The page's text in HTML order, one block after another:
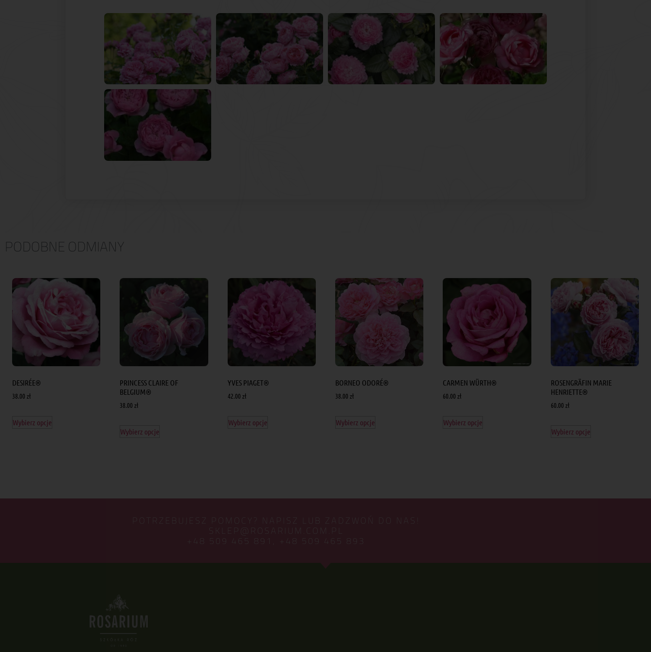
PODOBNE ODMIANY
DESIRÉE®
38.00 zł
Wybierz opcje
PRINCESS CLAIRE OF
BELGIUM®
38.00 zł
Wybierz opcje
YVES PIAGET®
42.00 zł
Wybierz opcje
BORNEO ODORÉ®
38.00 zł
Wybierz opcje
CARMEN WÜRTH®
60.00 zł
Wybierz opcje
ROSENGRÄFIN MARIE
HENRIETTE®
60.00 zł
Wybierz opcje
POTRZEBUJESZ POMOCY? NAPISZ LUB ZADZWOŃ DO NAS!
SKLEP@ROSARIUM.COM.PL
+48 509 465 891, +48 509 465 893